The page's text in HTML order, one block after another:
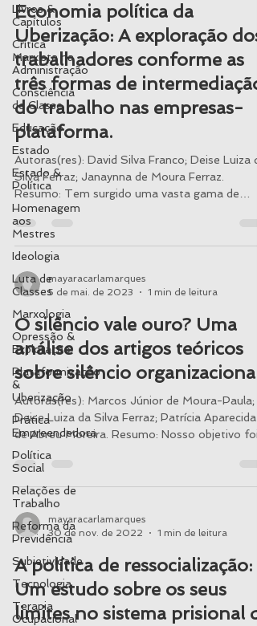
Livros &
Capítulos
Crítica
Marxista na
Administração
Consciência
de Classe
Educação
Estado
Estado &
Política
Homenagem
aos
Mestres
Ideologia
Luta de
Classes
Marxologia
Opressão &
Exploração
Plataformização
&
Uberização
Prática
Empreendedora
Política
Social
Relações de
Trabalho
Reforma da
Previdência
Subjetividade
Tecnologia
Terapia
Ocupacional
Economia política da
Uberização: A exploração dos
trabalhadores conforme as
três formas de intermediação
do trabalho nas empresas-
plataforma.
Autoras(res): David Silva Franco; Deise Luiza
Silva Ferraz; Janaynna de Moura Ferraz.
Resumo: Tem surgido uma vasta gama de
estudos...
mayaracarlamarques
5 de mai. de 2023
1 min de leitura
O silêncio vale ouro? Uma
análise dos artigos teóricos
sobre silêncio organizacional.
Autoras(res): Marcos Júnior de Moura-Paula;
Deise Luiza da Silva Ferraz; Patrícia Aparecida
de Abreu Moreira. Resumo: Nosso objetivo
mayaracarlamarques
30 de nov. de 2022
1 min de leitura
A política de ressocialização:
Um estudo sobre os seus
limites no sistema prisional